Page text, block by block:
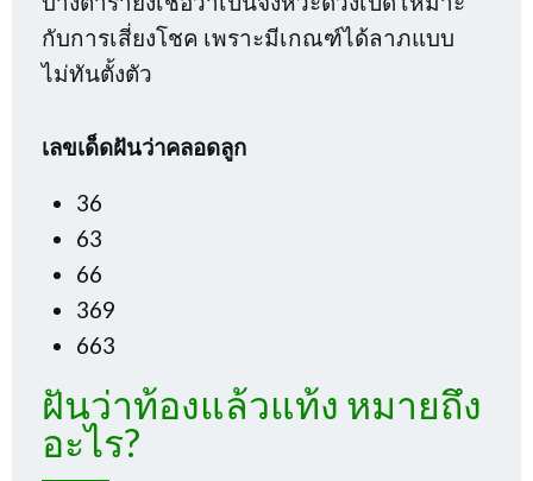
กับการเสี่ยงโชค เพราะมีเกณฑ์ได้ลาภแบบ
ไม่ทันตั้งตัว
เลขเด็ดฝันว่าคลอดลูก
36
63
66
369
663
ฝันว่าท้องแล้วแท้ง หมายถึง
อะไร?